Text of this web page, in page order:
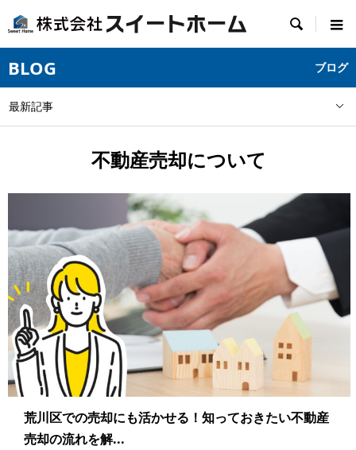

BLOG ブログ
最新記事
不動産売却について
荒川区での売却にも活かせる！知っておきたい不動産
売却の流れを解...